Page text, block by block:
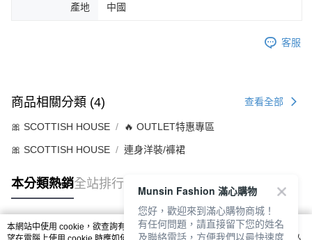
產地 中國
客服
商品相關分類 (4) 查看全部
🎀 SCOTTISH HOUSE 🔥 OUTLET特惠專區
🎀 SCOTTISH HOUSE 連身洋裝/褲裙
本分類熱銷全站排行
熱門標籤
本網站中使用 cookie，欲查詢有關本網站使用 cookie 方式之詳情，及若您不希
Munsin Fashion 滿心購物
您好，歡迎來到滿心購物商城！
有任何問題，請直接留下您的姓名
及聯絡電話，方便我們以最快速度